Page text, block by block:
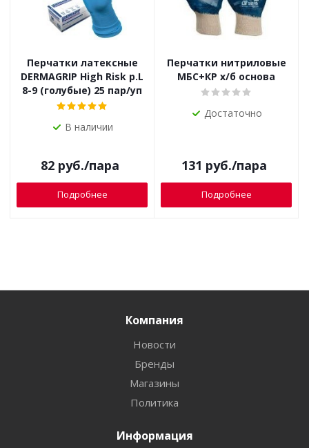
Перчатки латексные
DERMAGRIP High Risk р.L
8-9 (голубые) 25 пар/уп
В наличии
82руб./пара
Подробнее
Перчатки нитриловые
МБС+КР х/б основа
Достаточно
131 руб./пара
Подробнее
Компания
Новости
Бренды
Магазины
Политика
Информация